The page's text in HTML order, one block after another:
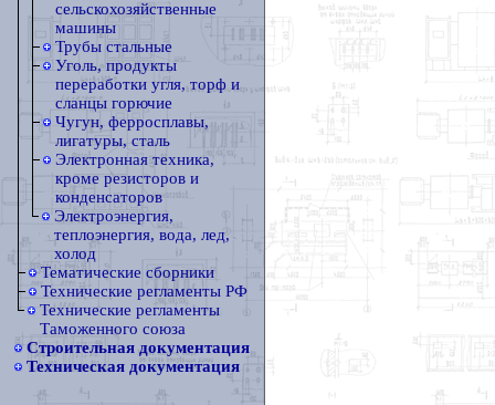
сельскохозяйственные
машины
Трубы стальные
Уголь, продукты
переработки угля, торф и
сланцы горючие
Чугун, ферросплавы,
лигатуры, сталь
Электронная техника,
кроме резисторов и
конденсаторов
Электроэнергия,
теплоэнергия, вода, лед,
холод
Тематические сборники
Технические регламенты РФ
Технические регламенты
Таможенного союза
Строительная документация
Техническая документация